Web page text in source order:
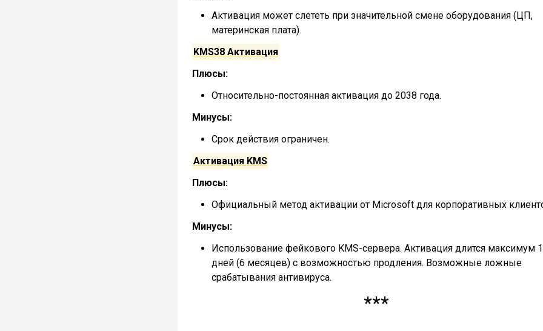
Активация может слететь при значительной смене оборудования (ЦП,
материнская плата).
KMS38 Активация
Плюсы:
Относительно-постоянная активация до 2038 года.
Минусы:
Срок действия ограничен.
Активация KMS
Плюсы:
Официальный метод активации от Microsoft для корпоративных
Минусы:
Использование фейкового KMS-сервера. Активация длится максимум
дней (6 месяцев) с возможностью продления. Возможные ложные
срабатывания антивируса.
***